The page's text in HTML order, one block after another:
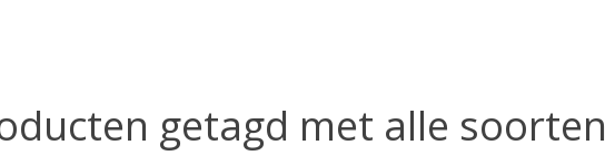
getagd met alle soorten